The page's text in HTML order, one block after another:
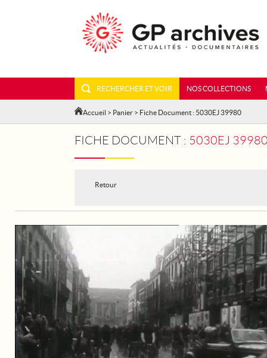
RECHERCHER ET VOIR NOS COLLECTIONS
Accueil > Panier > Fiche Document : 5030EJ 39980
FICHE DOCUMENT : 5030EJ 39980 - TOUR DE
Retour